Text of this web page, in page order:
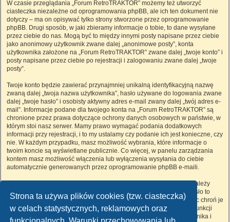
Strona ta używa plików cookies (tzw. ciasteczka)
w celach statystycznych, reklamowych oraz
W czasie przeglądania „Forum RetroTRAKTOR” możemy też utworzyć
ciasteczka niezależne od oprogramowania phpBB, ale ich ten dokument nie
dotyczy – ma on opisywać tylko strony stworzone przez oprogramowanie
phpBB. Drugi sposób, w jaki zbieramy informacje o tobie, to dane wysyłane
przez ciebie do nas. Mogą być to między innymi posty napisane przez ciebie
jako anonimowy użytkownik zwane dalej „anonimowe posty”, konta
użytkownika założone na „Forum RetroTRAKTOR” zwane dalej „twoje konto” i
posty napisane przez ciebie po rejestracji i zalogowaniu zwane dalej „twoje
posty”.
Twoje konto będzie zawierać przynajmniej unikalną identyfikacyjną nazwę
zwaną dalej „twoja nazwa użytkownika”, hasło używane do logowania zwane
dalej „twoje hasło” i osobisty aktywny adres e-mail zwany dalej „twój adres e-
mail”. Informacje podane dla twojego konta na „Forum RetroTRAKTOR” są
chronione przez prawa dotyczące ochrony danych osobowych w państwie, w
którym stoi nasz serwer. Mamy prawo wymagać podania dodatkowych
informacji przy rejestracji, i to my ustalamy czy podanie ich jest konieczne, czy
nie. W każdym przypadku, masz możliwość wybrania, które informacje o
twoim koncie są wyświetlane publicznie. Co więcej, w panelu zarządzania
kontem masz możliwość włączenia lub wyłączenia wysyłania do ciebie
automatycznie generowanych przez oprogramowanie phpBB e-maili.
Twoje hasło jest zaszyfrowane, więc jest bezpieczne, niemniej nie należy
używać tego samego hasła na różnych witrynach internetowych. Hasło to
umożliwia dostęp do twojego konta na „Forum RetroTRAKTOR”, więc chroń je
i w żadnym wypadku nie podawajnikomu. Jeśli je zapomnisz, użyj funkcji
„Nie pamiętam hasła”. Witryna poprosi cię o podanie nazwy użytkownika i